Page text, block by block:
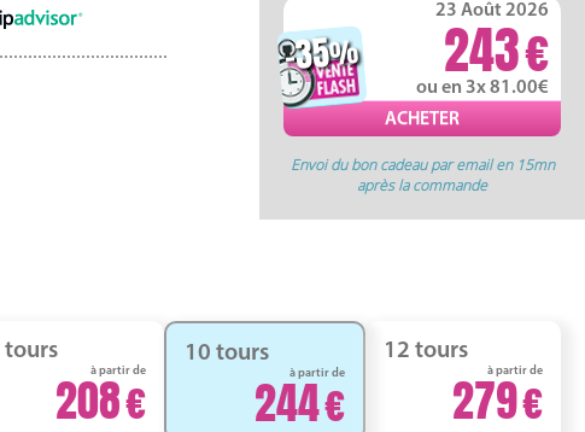
23 Août 2026
243
ou en 3x 81.00
-35%
Envoi du bon cadeau par email en 15mn
après la commande
tours
à partir de
208
10 tours
à partir de
244
12 tours
à partir de
279